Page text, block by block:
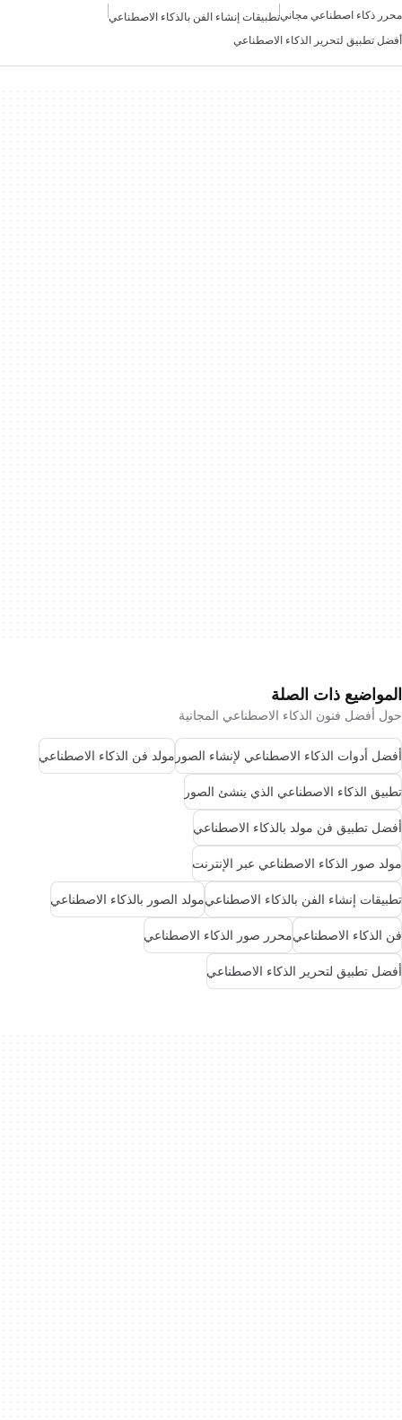
محرر ذكاء اصطناعي مجانيتطبيقات إنشاء الفن بالذكاء الاصطناعي
أفضل تطبيق لتحرير الذكاء الاصطناعي
المواضيع ذات الصلة
حول أفضل فنون الذكاء الاصطناعي المجانية
أفضل أدوات الذكاء الاصطناعي لإنشاء الصور مولد فن الذكاء الاصطناعي
تطبيق الذكاء الاصطناعي الذي ينشئ الصور
أفضل تطبيق فن مولد بالذكاء الاصطناعي
مولد صور الذكاء الاصطناعي عبر الإنترنت
تطبيقات إنشاء الفن بالذكاء الاصطناعيمولد الصور بالذكاء الاصطناعي
فن الذكاء الاصطناعيمحرر صور الذكاء الاصطناعي
أفضل تطبيق لتحرير الذكاء الاصطناعي